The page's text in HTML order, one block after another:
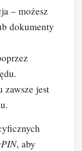
– możesz
dokumenty
zawsze jest
, aby